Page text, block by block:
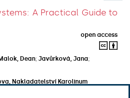
A Practical Guide to
open access
Dean; Javůrková, Jana;
Nakladatelství Karolinum
learning support tools that are used